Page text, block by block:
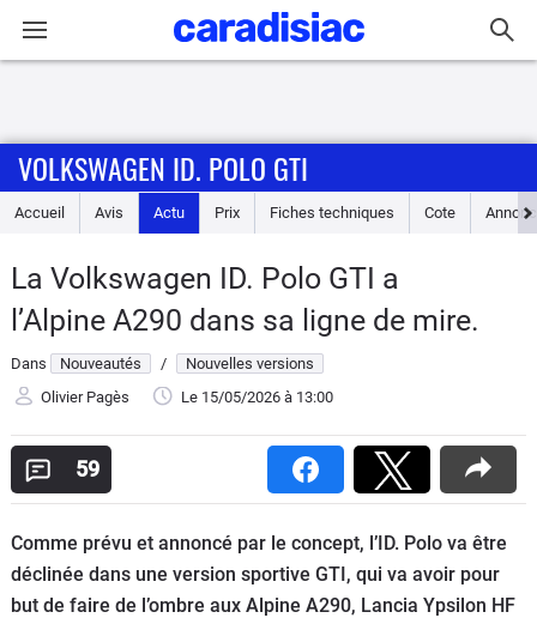
Accueil
Essais
Guide
d'achat
Electriques
Utilitaires
Flottes
Auto
VOLKSWAGEN ID. POLO GTI
Accueil Avis Actu Prix Fiches techniques Cote
La Volkswagen ID. Polo GTI a
l’Alpine A290 dans sa ligne de mire.
Dans Nouveautés /
Nouvelles versions
Olivier Pagès
Le 15/05/2026 à 13:00
59
Comme prévu et annoncé par le concept, l’ID. Polo va être
déclinée dans une version sportive GTI, qui va avoir pour
but de faire de l’ombre aux Alpine A290, Lancia Ypsilon HF